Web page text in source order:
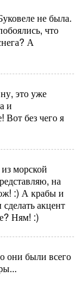
не была.
что
А
это уже
и
без чего я
морской
на
:) А крабы и
акцент
Ням! :)
они были всего